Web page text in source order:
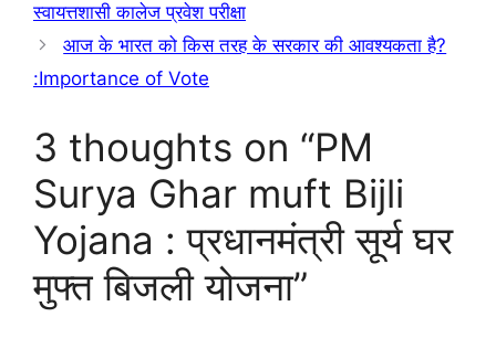
स्वायत्तशासी कालेज प्रवेश परीक्षा
आज के भारत को किस तरह के सरकार की आवश्यकता है?
:Importance of Vote
3 thoughts on “PM
Surya Ghar muft Bijli
Yojana : प्रधानमंत्री सूर्य घर
मुफ्त बिजली योजना”